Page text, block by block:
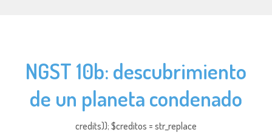
NGST 10b: descubrimiento
de un planeta condenado
credits)); $creditos = str_replace